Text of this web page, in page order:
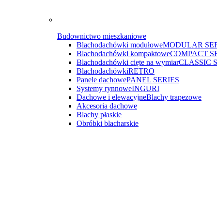
Budownictwo mieszkaniowe
Blachodachówki modułoweMODULAR
Blachodachówki kompaktoweCOMPACT
Blachodachówki cięte na wymiarCLASSIC
BlachodachówkiRETRO
Panele dachowePANEL SERIES
Systemy rynnoweINGURI
Dachowe i elewacyjneBlachy trapezowe
Akcesoria dachowe
Blachy płaskie
Obróbki blacharskie